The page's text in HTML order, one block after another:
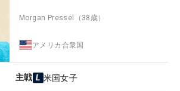
Morgan Pressel （38歳）
アメリカ合衆国
主戦 米国女子